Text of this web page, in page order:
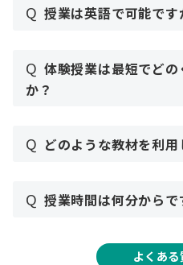
Q 授業は英語で可能です
Q 体験授業は最短でど
か？
Q どのような教材を利用
Q 授業時間は何分からで
よくあ